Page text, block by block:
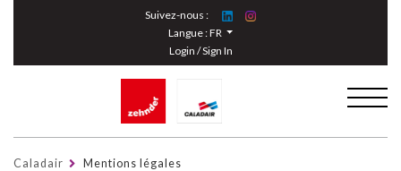
Suivez-nous :
Langue :FR
Login / Sign In
Caladair Mentions légales
Cookies management panel